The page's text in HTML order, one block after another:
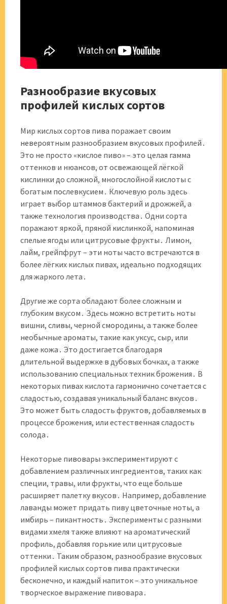
Разнообразие вкусовых
профилей кислых сортов
Мир кислых сортов пива поражает своим
невероятным разнообразием вкусовых профилей․
Это не просто «кислое пиво» – это целая гамма
оттенков и нюансов, от освежающей лёгкой
кислинки до сложной, многослойной кислоты с
богатым послевкусием․ Ключевую роль здесь
играет выбор штаммов бактерий и дрожжей, а
также технология производства․ Одни сорта
поражают яркой, пряной кислинкой, напоминая
спелые ягоды или цитрусовые фрукты․ Лимон,
лайм, грейпфрут – эти ноты часто встречаются в
более лёгких кислых пивах, идеально подходящих
для жаркого лета․
Другие же сорта обладают более сложным и
глубоким вкусом․ Здесь можно встретить ноты
вишни, сливы, черной смородины, а также более
необычные ароматы, такие как уксус, сыр, или
даже кожа․ Это достигается благодаря
длительной выдержке в дубовых бочках, а также
использованию специальных техник брожения․ В
некоторых пивах кислота гармонично сочетается с
сладостью, создавая уникальный баланс вкусов․
Это может быть сладость фруктов, добавляемых в
процессе брожения, или естественная сладость
солода․
Некоторые пивовары экспериментируют с
добавлением различных ингредиентов, таких как
специи, травы, или фрукты, что еще больше
расширяет палетку вкусов․ Например, добавление
лаванды может придать пиву цветочные ноты, а
имбирь – пикантность․ Эксперименты с разными
видами хмеля также влияют на ароматический
профиль, добавляя горькие или цитрусовые
оттенки․ Таким образом, разнообразие вкусовых
профилей кислых сортов пива практически
бесконечно, и каждый напиток – это уникальное
творческое выражение пивовара․